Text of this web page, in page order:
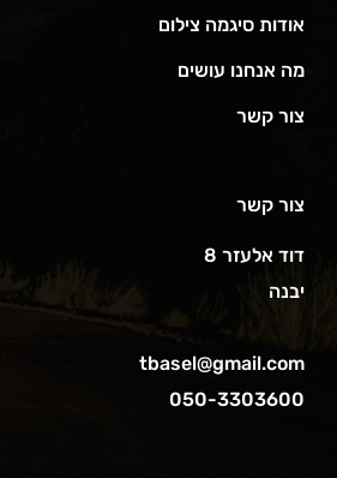
אודות סיגמה צילום
מה אנחנו עושים
צור קשר
צור קשר
דוד אלעזר 8
יבנה
tbasel@gmail.com
050-3303600